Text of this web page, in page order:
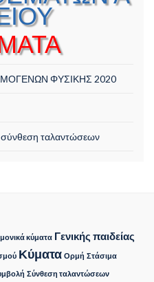
ΦΥΣΙΚΗΣ 2020
σύνθεση ταλαντώσεων
κύματα Γενικής παιδείας
Κύματα Ορμή Στάσιμα
Σύνθεση ταλαντώσεων